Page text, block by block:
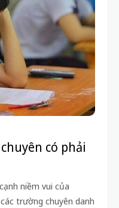
có phải
niềm vui của
trường chuyên danh